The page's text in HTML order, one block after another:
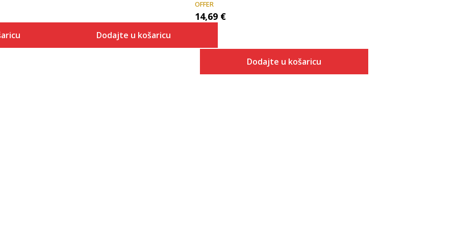
Dodajte u košaricu
OFFER
14,69 €
Dodajte u košaricu